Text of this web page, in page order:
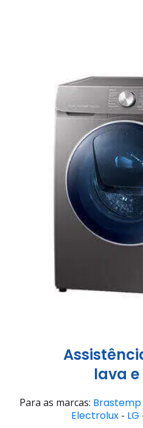
lava e
Para as marcas: Brastemp
Electrolux- LG